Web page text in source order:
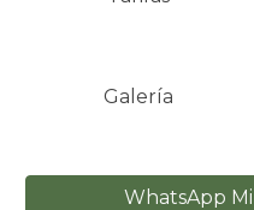
Galería
WhatsApp